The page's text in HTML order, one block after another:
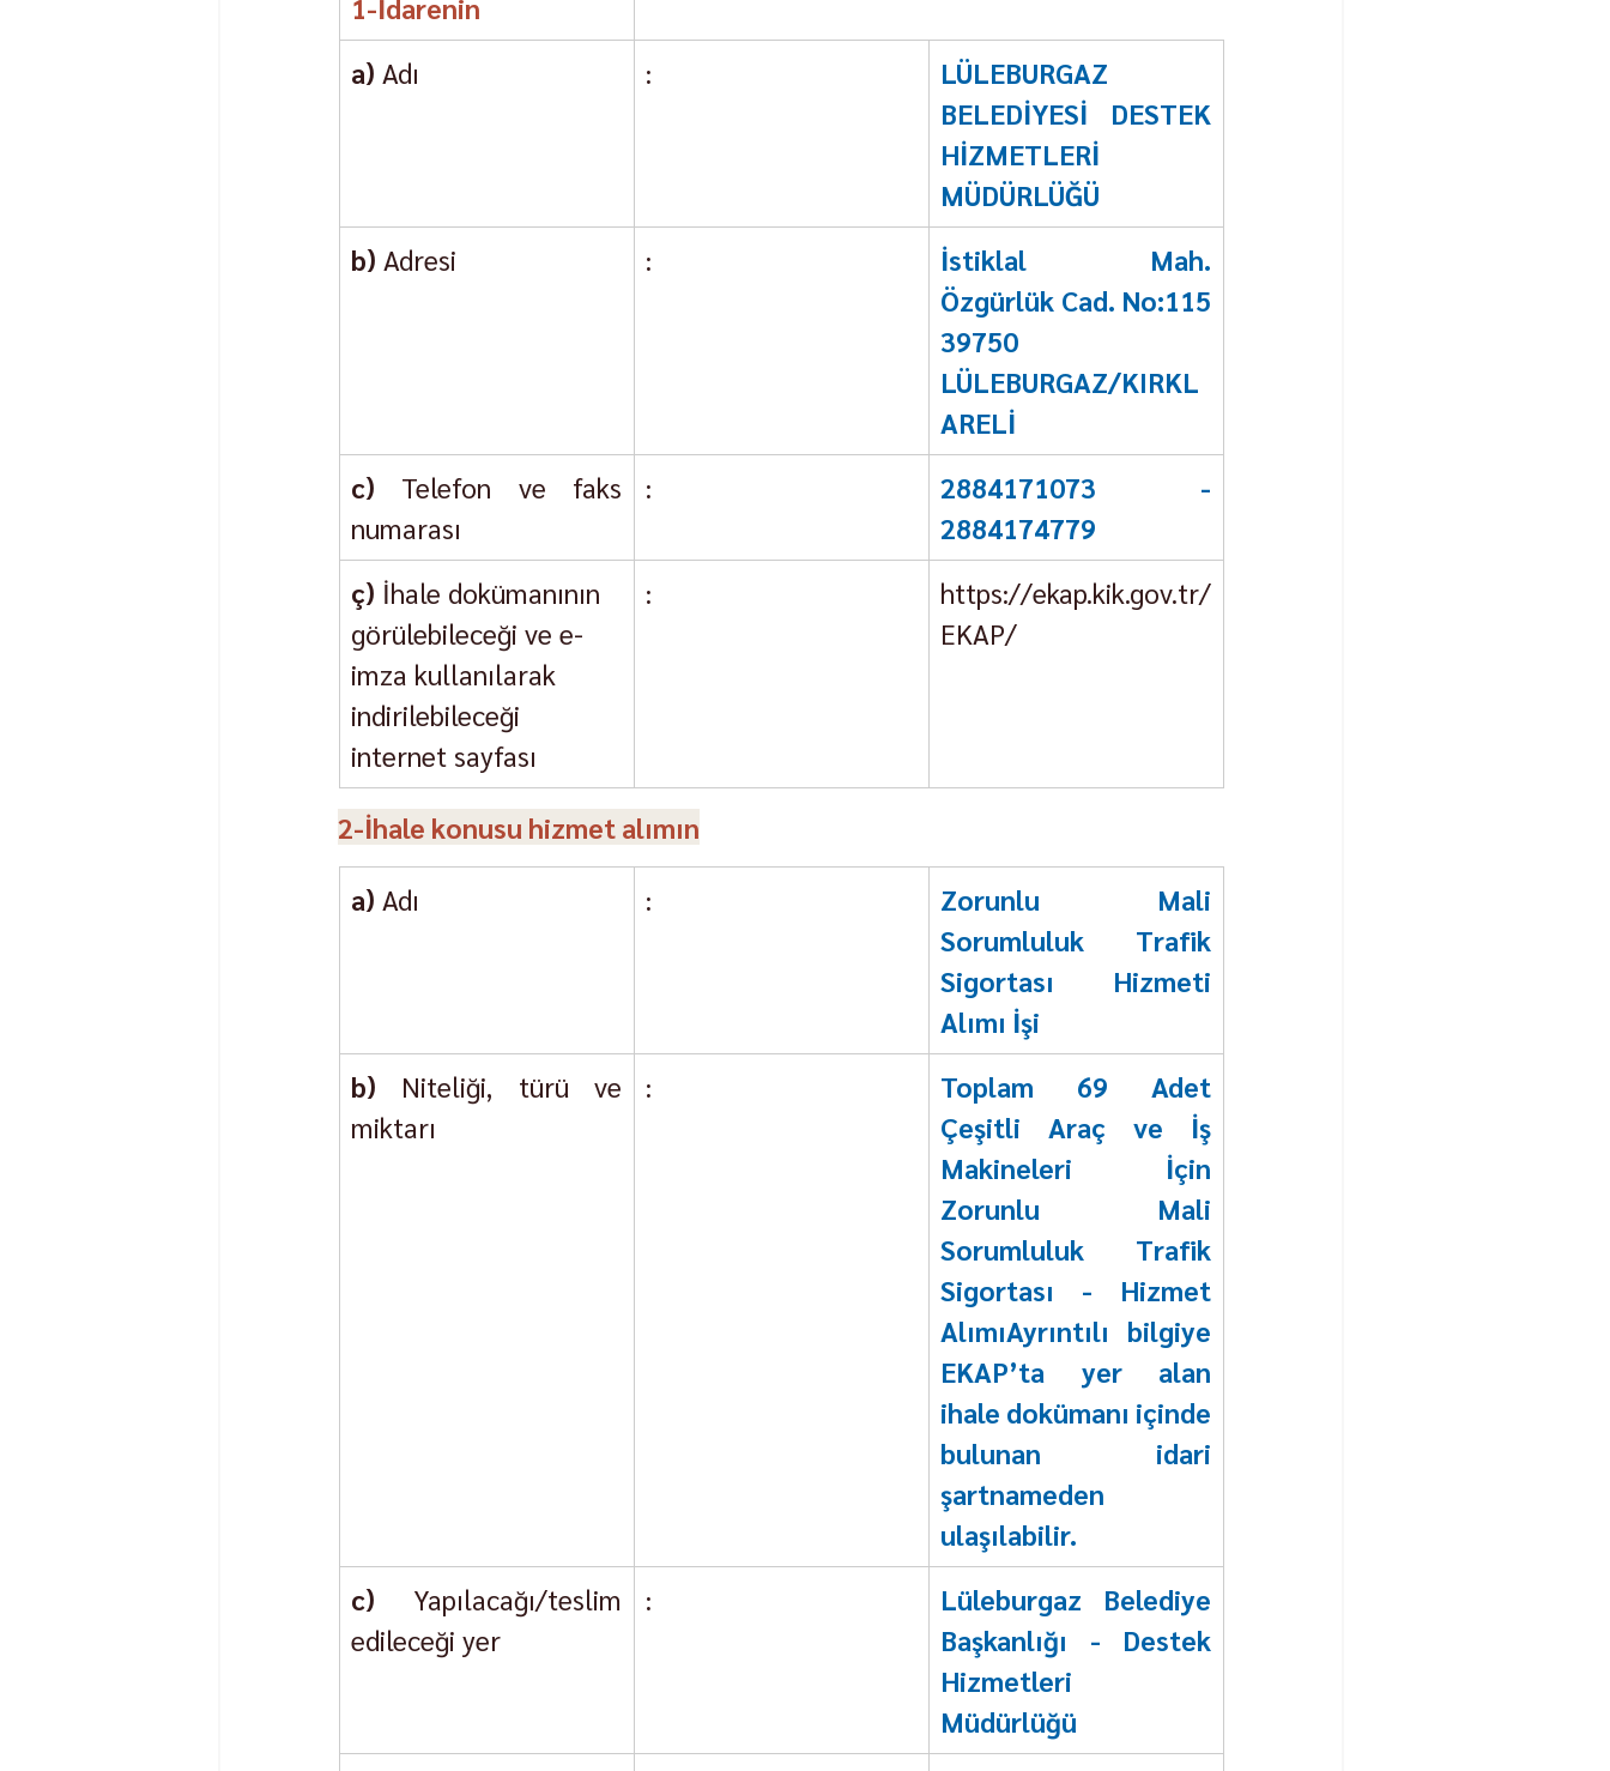
1-İdarenin
a) Adı :
LÜLEBURGAZ
BELEDİYESİ DESTEK
HİZMETLERİ
MÜDÜRLÜĞÜ
b) Adresi :
İstiklal Mah.
Özgürlük Cad. No:115
39750
LÜLEBURGAZ/KIRKL
ARELİ
c) Telefon ve faks
numarası
:
2884171073 -
2884174779
ç) İhale dokümanının
görülebileceği ve e-
imza kullanılarak
indirilebileceği
internet sayfası
:
https://ekap.kik.gov.tr/
EKAP/
2-İhale konusu hizmet alımın
a) Adı :
Zorunlu Mali
Sorumluluk Trafik
Sigortası Hizmeti
Alımı İşi
b) Niteliği, türü ve
miktarı
:
Toplam 69 Adet
Çeşitli Araç ve İş
Makineleri İçin
Zorunlu Mali
Sorumluluk Trafik
Sigortası - Hizmet
AlımıAyrıntılı bilgiye
EKAP’ta yer alan
ihale dokümanı içinde
bulunan idari
şartnameden
ulaşılabilir.
c) Yapılacağı/teslim
edileceği yer
:
Lüleburgaz Belediye
Başkanlığı - Destek
Hizmetleri
Müdürlüğü